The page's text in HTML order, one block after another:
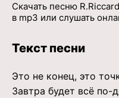
Скачать песню
в mp3 или слушать
Текст песни
Это не конец, это
Завтра будет всё по-